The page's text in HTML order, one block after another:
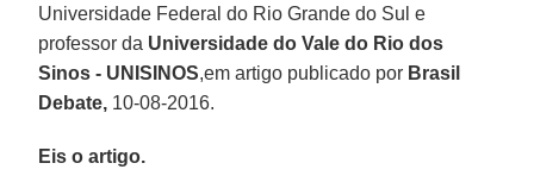
Universidade Federal do Rio Grande do Sul e
professor da Universidade do Vale do Rio dos
Sinos - UNISINOS,em artigo publicado por Brasil
Debate, 10-08-2016.
Eis o artigo.